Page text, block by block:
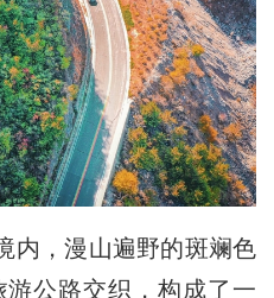
，漫山遍野的斑斓色
公路交织，构成了一